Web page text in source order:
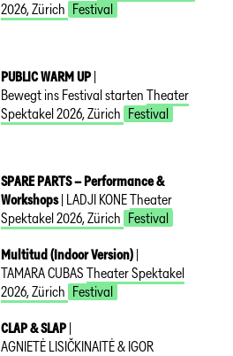
2026,Zürich Festival
PUBLIC WARM UP |
Bewegt ins Festival starten Theater
Spektakel 2026,Zürich Festival
SPARE PARTS – Performance &
Workshops | LADJI KONETheater
Spektakel 2026,Zürich Festival
Multitud (Indoor Version) |
TAMARA CUBAS Theater Spektakel
2026,Zürich Festival
CLAP & SLAP |
AGNIETĖ LISIČKINAITĖ & IGOR